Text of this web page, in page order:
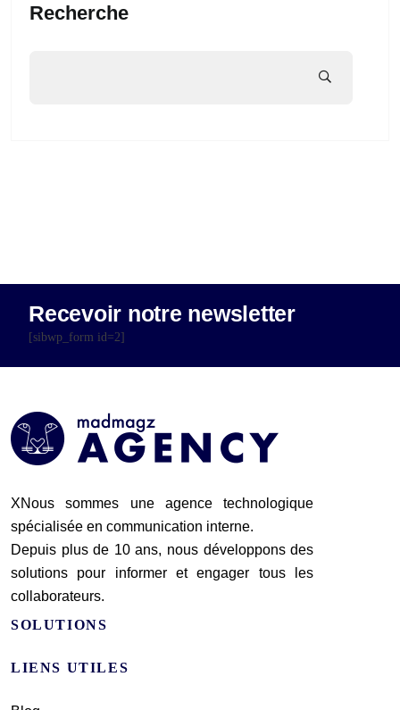
Recherche
Recevoir notre newsletter
[sibwp_form id=2]
XNous sommes une agence technologique
spécialisée en communication interne.
Depuis plus de 10 ans, nous développons des
solutions pour informer et engager tous les
collaborateurs.
SOLUTIONS
LIENS UTILES